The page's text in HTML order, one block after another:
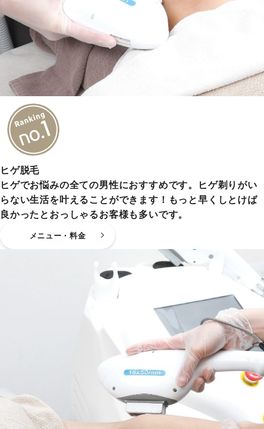
ヒゲ脱毛
ヒゲでお悩みの全ての男性におすすめです。ヒゲ剃りがい
らない生活を叶えることができます！もっと早くしとけば
良かったとおっしゃるお客様も多いです。
メニュー・料金